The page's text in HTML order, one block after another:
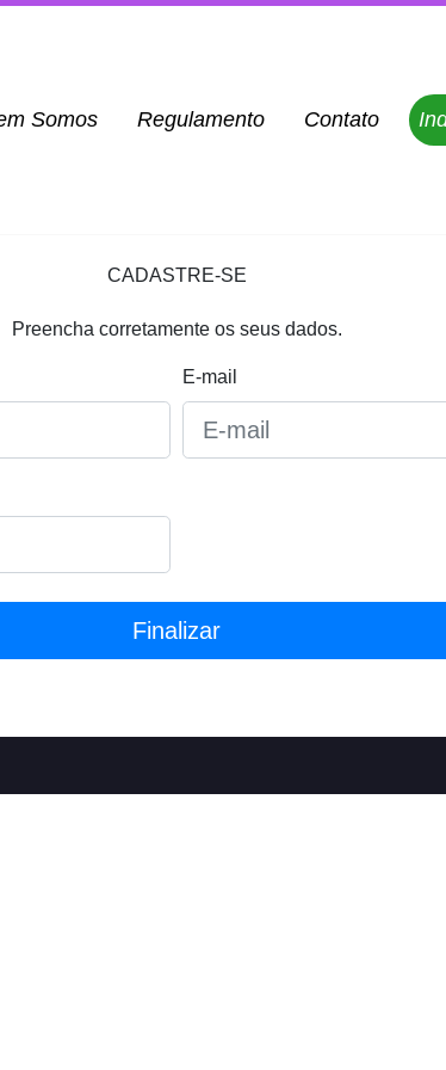
Somos Regulamento Contato
CADASTRE-SE
Preencha corretamente os seus dados.
E-mail